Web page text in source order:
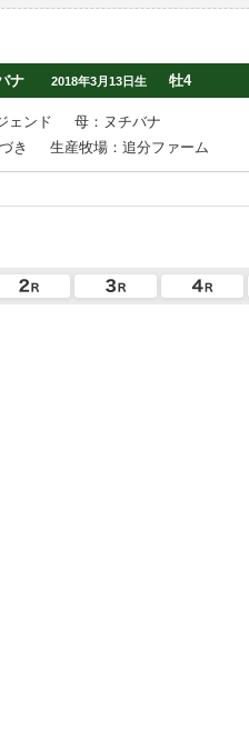
ナ
2018年3月13日生 牡4
ェンド
母：ヌチバナ
き
生産牧場：追分ファーム